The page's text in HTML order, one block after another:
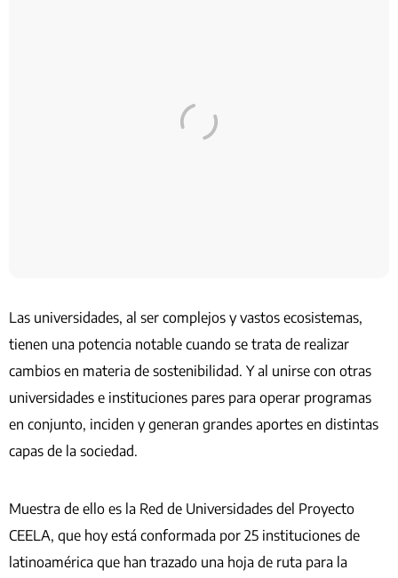
Las universidades, al ser complejos y vastos ecosistemas,
tienen una potencia notable cuando se trata de realizar
cambios en materia de sostenibilidad. Y al unirse con otras
universidades e instituciones pares para operar programas
en conjunto, inciden y generan grandes aportes en distintas
capas de la sociedad.
Muestra de ello es la Red de Universidades del Proyecto
CEELA, que hoy está conformada por 25 instituciones de
latinoamérica que han trazado una hoja de ruta para la